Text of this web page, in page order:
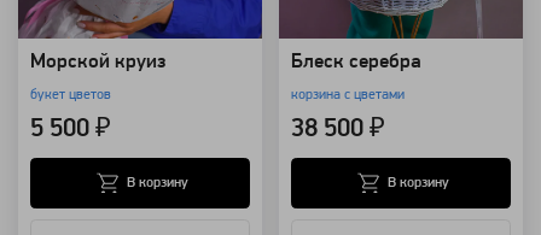
Морской круиз
букет цветов
5 500 ₽
В корзину
Блеск серебра
корзина с цветами
38 500 ₽
В корзину